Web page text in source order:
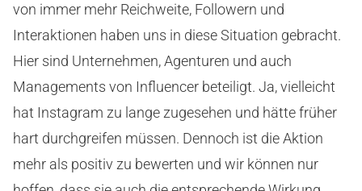
von immer mehr Reichweite, Followern und
Interaktionen haben uns in diese Situation gebracht.
Hier sind Unternehmen, Agenturen und auch
Managements von Influencer beteiligt. Ja, vielleicht
hat Instagram zu lange zugesehen und hätte früher
hart durchgreifen müssen. Dennoch ist die Aktion
mehr als positiv zu bewerten und wir können nur